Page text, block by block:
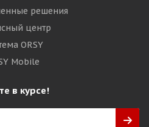
решения
центр
ORSY
Mobile
в курсе!